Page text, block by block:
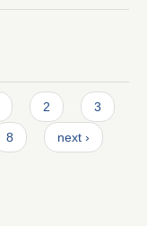
2 3
8 next ›